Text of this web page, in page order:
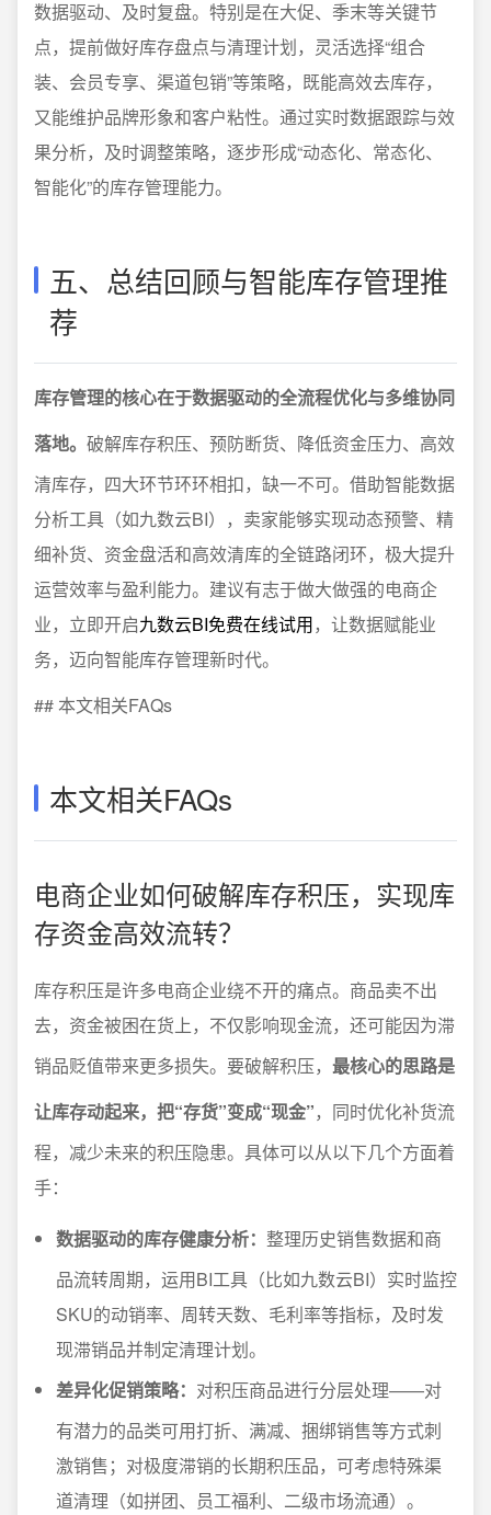
数据驱动、及时复盘。特别是在大促、季末等关键节
点，提前做好库存盘点与清理计划，灵活选择“组合
装、会员专享、渠道包销”等策略，既能高效去库存，
又能维护品牌形象和客户粘性。通过实时数据跟踪与效
果分析，及时调整策略，逐步形成“动态化、常态化、
智能化”的库存管理能力。
五、总结回顾与智能库存管理推
荐
库存管理的核心在于数据驱动的全流程优化与多维协同
落地。 破解库存积压、预防断货、降低资金压力、高效
清库存，四大环节环环相扣，缺一不可。借助智能数据
分析工具（如九数云BI），卖家能够实现动态预警、精
细补货、资金盘活和高效清库的全链路闭环，极大提升
运营效率与盈利能力。建议有志于做大做强的电商企
业，立即开启九数云BI免费在线试用，让数据赋能业
务，迈向智能库存管理新时代。
## 本文相关FAQs
本文相关FAQs
电商企业如何破解库存积压，实现库
存资金高效流转？
库存积压是许多电商企业绕不开的痛点。商品卖不出
去，资金被困在货上，不仅影响现金流，还可能因为滞
销品贬值带来更多损失。要破解积压， 最核心的思路是
让库存动起来，把“存货”变成“现金”，同时优化补货流
程，减少未来的积压隐患。具体可以从以下几个方面着
手：
数据驱动的库存健康分析： 整理历史销售数据和商
品流转周期，运用BI工具（比如九数云BI）实时监控
SKU的动销率、周转天数、毛利率等指标，及时发
现滞销品并制定清理计划。
差异化促销策略： 对积压商品进行分层处理——对
有潜力的品类可用打折、满减、捆绑销售等方式刺
激销售；对极度滞销的长期积压品，可考虑特殊渠
道清理（如拼团、员工福利、二级市场流通）。